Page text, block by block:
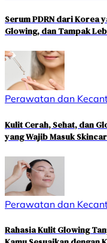
Serum PDRN dari Korea
Glowing, dan Tampak
Perawatan dan
Kulit Cerah, Sehat, dan
yang Wajib Masuk
Perawatan dan
Rahasia Kulit Glowing